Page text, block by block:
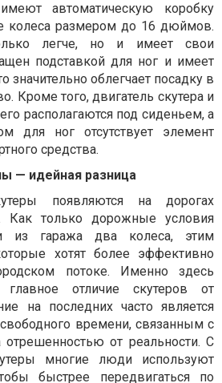
автоматическую коробку
колеса размером до 16 дюймов.
легче, но и имеет свои
подставкой для ног и имеет
облегчает посадку в
Кроме того, двигатель скутера и
располагаются под сиденьем, а
для ног отсутствует элемент
средства.
— идейная разница
появляются на дорогах
Как только дорожные условия
из гаража два колеса, этим
хотят более эффективно
потоке. Именно здесь
главное отличие скутеров от
на последних часто является
времени, связанным с
от реальности. С
многие люди используют
быстрее передвигаться по